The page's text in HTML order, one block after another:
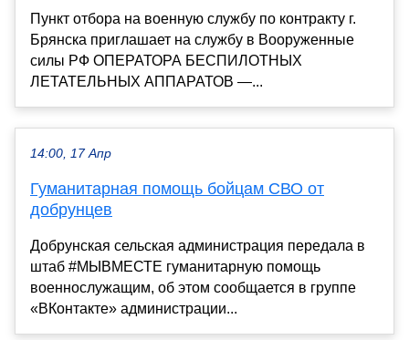
Пункт отбора на военную службу по контракту г.
Брянска приглашает на службу в Вооруженные
силы РФ ОПЕРАТОРА БЕСПИЛОТНЫХ
ЛЕТАТЕЛЬНЫХ АППАРАТОВ —...
14:00, 17 Апр
Гуманитарная помощь бойцам СВО от
добрунцев
Добрунская сельская администрация передала в
штаб #МЫВМЕСТЕ гуманитарную помощь
военнослужащим, об этом сообщается в группе
«ВКонтакте» администрации...